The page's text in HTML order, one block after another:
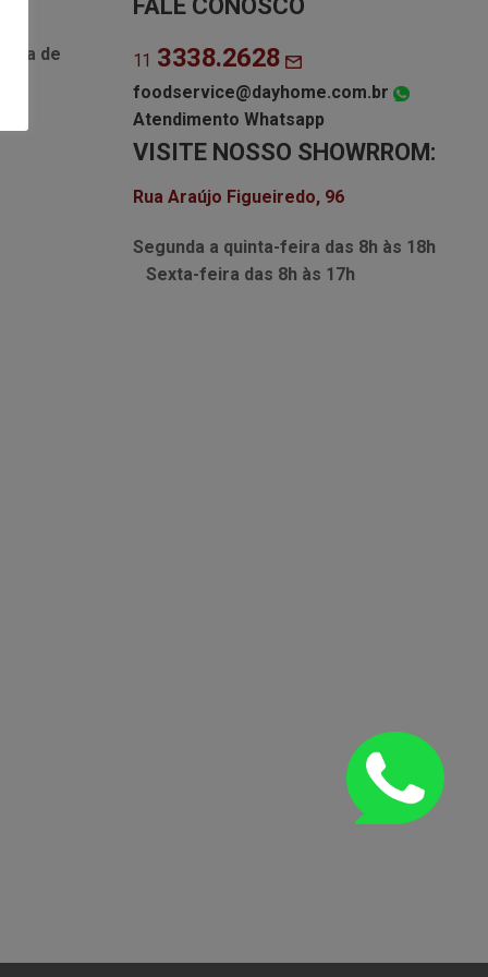
Lista de
FALE CONOSCO
11 3338.2628
foodservice@dayhome.com.br
Atendimento Whatsapp
VISITE NOSSO SHOWRROM:
Rua Araújo Figueiredo, 96
Segunda a quinta-feira das 8h às 18h
Sexta-feira das 8h às 17h